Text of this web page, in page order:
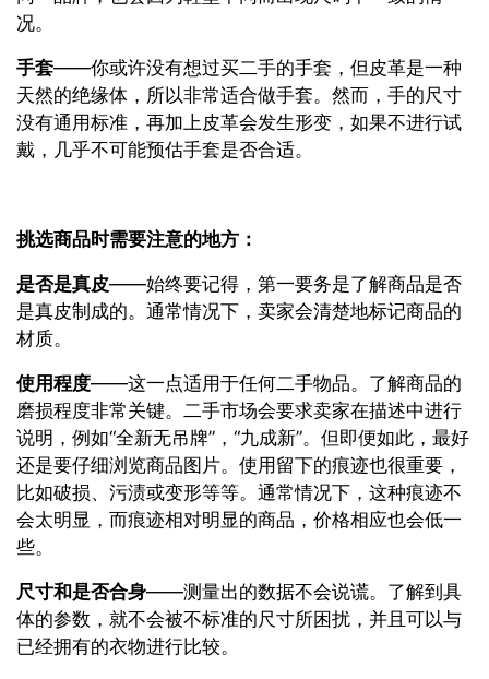
况。
手套——你或许没有想过买二手的手套，但皮革是一种
天然的绝缘体，所以非常适合做手套。然而，手的尺寸
没有通用标准，再加上皮革会发生形变，如果不进行试
戴，几乎不可能预估手套是否合适。
挑选商品时需要注意的地方：
是否是真皮——始终要记得，第一要务是了解商品是否
是真皮制成的。通常情况下，卖家会清楚地标记商品的
材质。
使用程度——这一点适用于任何二手物品。了解商品的
磨损程度非常关键。二手市场会要求卖家在描述中进行
说明，例如“全新无吊牌”，“九成新”。但即便如此，最好
还是要仔细浏览商品图片。使用留下的痕迹也很重要，
比如破损、污渍或变形等等。通常情况下，这种痕迹不
会太明显，而痕迹相对明显的商品，价格相应也会低一
些。
尺寸和是否合身——测量出的数据不会说谎。了解到具
体的参数，就不会被不标准的尺寸所困扰，并且可以与
已经拥有的衣物进行比较。